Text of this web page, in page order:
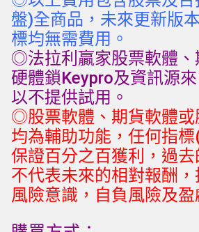
盤)全商品，未來更新版
標均無需費用。
◎法拉利贏家股票軟體、
硬體鎖Keypro及資訊源
以不提供試用。
◎股票軟體、期貨軟體或
均為輔助功能，任何指
保證百分之百獲利，過
不代表未來的相對報酬
風險意識，自負風險及盈